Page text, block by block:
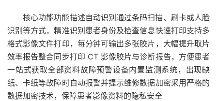
核心功能功能描述自动识别通过条码扫描、刷卡或人脸
识别等方式，精准识别患者身份及检查信息快速打印支持多
格式影像文件打印，每分钟可输出多张胶片，大幅提升取片
效率报告整合同步打印 CT 影像胶片与诊断报告，方便患者
一站式获取全部资料故障预警设备内置监测系统，出现缺
纸、卡纸等故障时自动报警并提示维修数据加密采用严格的
数据加密技术，保障患者影像资料的隐私安全